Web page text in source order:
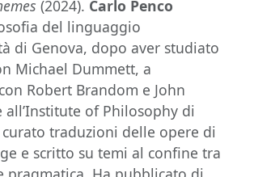
(2024). Carlo Penco
del linguaggio
di Genova, dopo aver studiato
Michael Dummett, a
Robert Brandom e John
all’Institute of Philosophy di
traduzioni delle opere di
e scritto su temi al confine tra